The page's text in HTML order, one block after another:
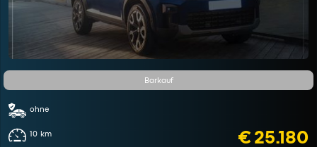
Barkauf
ohne
10 km € 25.180